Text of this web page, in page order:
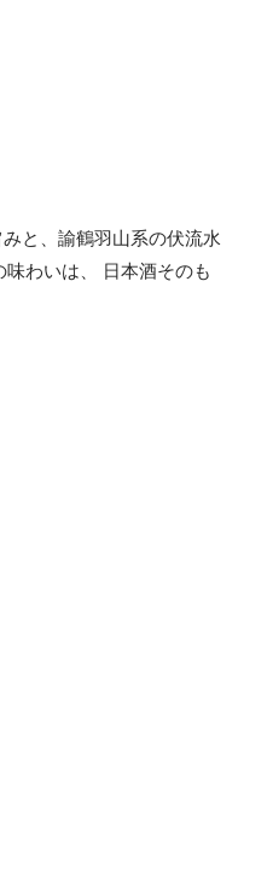
と、諭鶴羽山系の伏流水
わいは、 日本酒そのも